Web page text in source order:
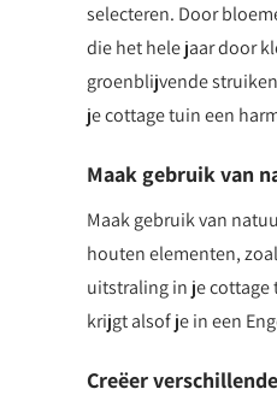
selecteren. Door
die het hele jaar door
groenblijvende
je cottage tuin een
Maak gebruik van
Maak gebruik van
houten elementen,
uitstraling in je cottage
krijgt alsof je in een
Creëer